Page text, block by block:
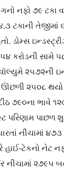
નફો ૭૯ ટકા
ટકાની
ડોમ્સ
કરોડની સામે ૫૮
૨૫૭૨ની
ઊછળી ૨૫૦૮
૭૯૦ના ભાવે
પરિણામ પાછળ
નીચામાં ૪૭૩
હાઈ-ટેકનો નેટ
નીચામાં ૨૭૯૫